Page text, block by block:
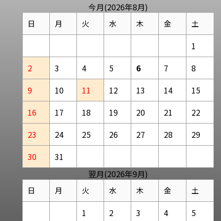
今月(2026年8月)
日 月 火 水 木 金 土
1
2
3 4 5 6 7
8
9
10 11 12 13 14
15
16
17 18 19 20 21
22
23
24 25 26 27 28
29
30
31
翌月(2026年9月)
日 月 火 水 木 金 土
1 2 3 4
5